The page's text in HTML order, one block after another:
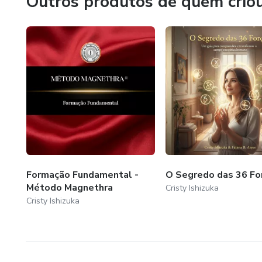
Formação Fundamental -
Método Magnethra
Cristy Ishizuka
O Segredo das 36
Cristy Ishizuka